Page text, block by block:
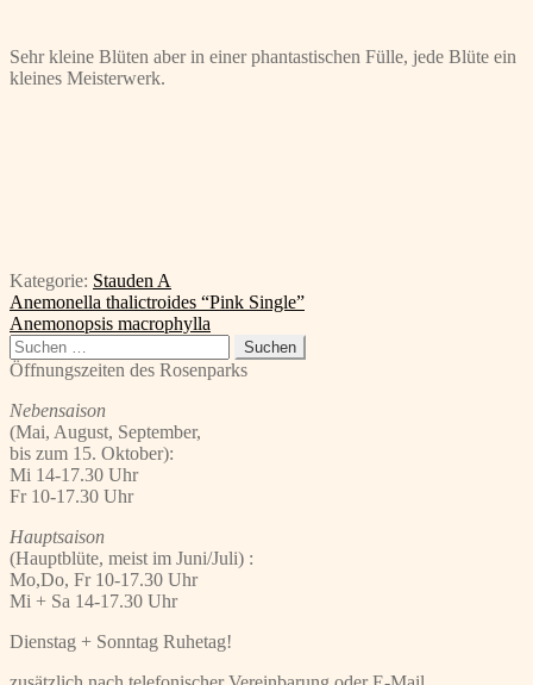
Sehr kleine Blüten aber in einer phantastischen Fülle, jede Blüte ein
kleines Meisterwerk.
Kategorie: Stauden A
Beitragsnavigation
Vorheriger
Beitrag:
Anemonella thalictroides “Pink Single”
Nächster
Beitrag:
Anemonopsis macrophylla
Suchen
nach:
Öffnungszeiten des Rosenparks
Nebensaison
(Mai, August, September,
bis zum 15. Oktober):
Mi 14-17.30 Uhr
Fr 10-17.30 Uhr
Hauptsaison
(Hauptblüte, meist im Juni/Juli) :
Mo,Do, Fr 10-17.30 Uhr
Mi + Sa 14-17.30 Uhr
Dienstag + Sonntag Ruhetag!